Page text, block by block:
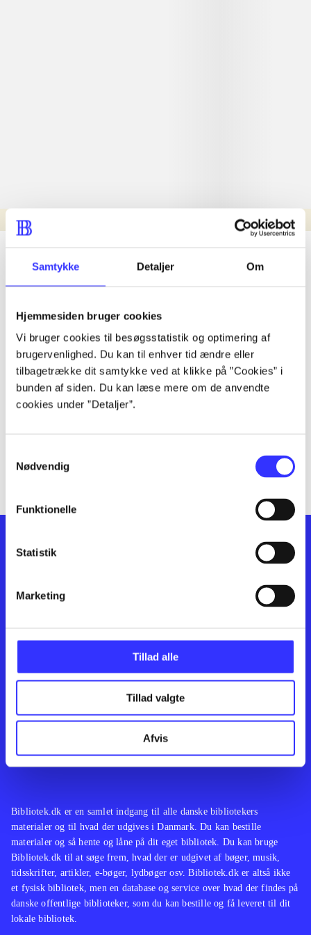
Samtykke Detaljer Om
Hjemmesiden bruger cookies
Vi bruger cookies til besøgsstatistik og optimering af
brugervenlighed. Du kan til enhver tid ændre eller
tilbagetrække dit samtykke ved at klikke på ”Cookies” i
bunden af siden. Du kan læse mere om de anvendte
cookies under ”Detaljer”.
Nødvendig
Funktionelle
Statistik
Marketing
Tillad alle
Tillad valgte
Afvis
Nyhed
lorem ipsum dolor sit amet ...
lorem ipsum dolor sit amet ...
lorem ipsum dolor sit amet ...
lorem ipsum dolor sit amet ...
lorem ipsum dolor sit amet ...
lorem ipsum dolor sit amet ...
lorem ipsum dolor sit amet ...
Feedback
Bibliotek.dk er en samlet indgang til alle danske bibliotekers
materialer og til hvad der udgives i Danmark. Du kan bestille
materialer og så hente og låne på dit eget bibliotek. Du kan bruge
Bibliotek.dk til at søge frem, hvad der er udgivet af bøger, musik,
tidsskrifter, artikler, e-bøger, lydbøger osv. Bibliotek.dk er altså ikke
et fysisk bibliotek, men en database og service over hvad der findes på
danske offentlige biblioteker, som du kan bestille og få leveret til dit
lokale bibliotek.
Kontakt os
English
Artikler
Film
Musik
Noder